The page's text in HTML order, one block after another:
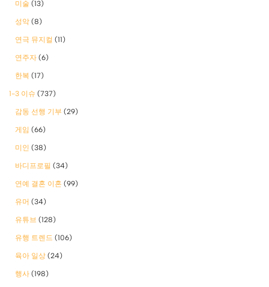
미술 (13)
성악 (8)
연극 뮤지컬 (11)
연주자 (6)
한복 (17)
1-3 이슈 (737)
감동 선행 기부 (29)
게임 (66)
미인 (38)
바디프로필 (34)
연예 결혼 이혼 (99)
유머 (34)
유튜브 (128)
유행 트렌드 (106)
육아 일상 (24)
행사 (198)